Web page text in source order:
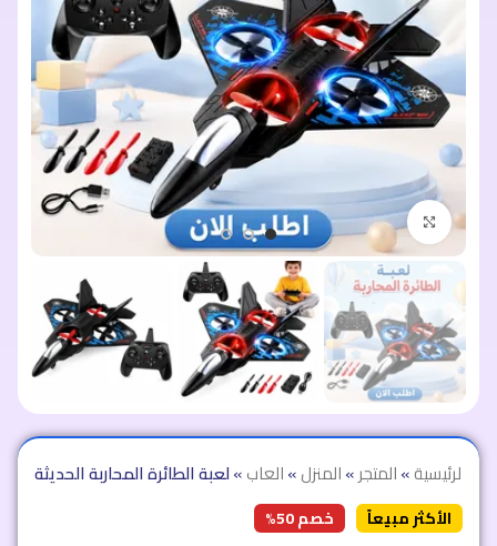
اضغط للتكبير
الرئيسية»المتجر»المنزل»العاب»لعبة الطائرة المحاربة الحديثة
الأكثر مبيعاً خصم 50%